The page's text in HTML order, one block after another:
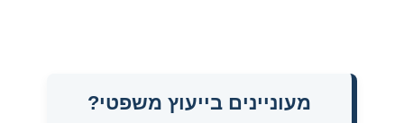
מעוניינים בייעוץ משפטי?